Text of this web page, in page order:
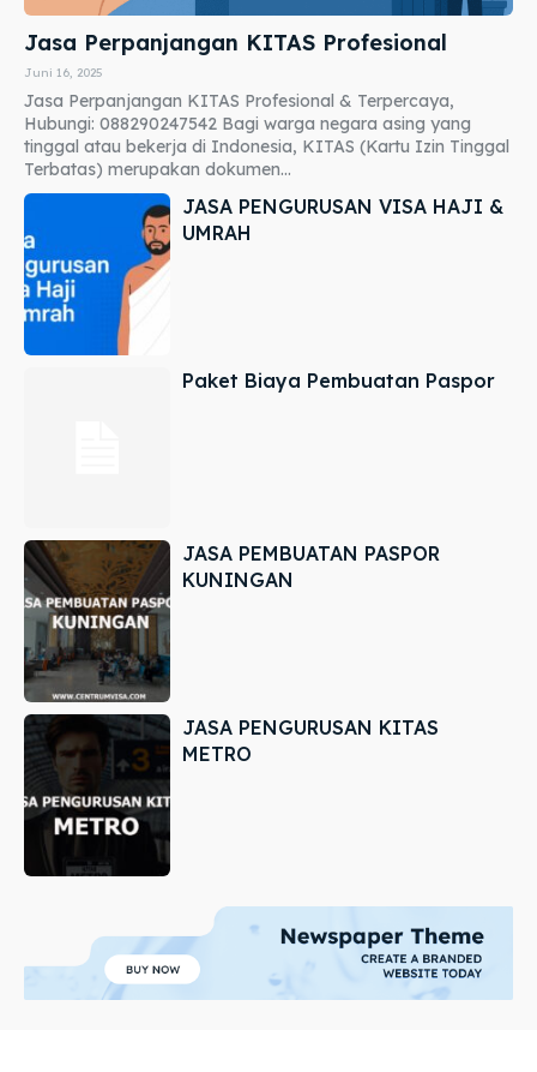
Jasa Perpanjangan KITAS Profesional
Juni 16, 2025
Jasa Perpanjangan KITAS Profesional & Terpercaya,
Hubungi: 088290247542 Bagi warga negara asing yang
tinggal atau bekerja di Indonesia, KITAS (Kartu Izin Tinggal
Terbatas) merupakan dokumen...
JASA PENGURUSAN VISA HAJI &
UMRAH
Paket Biaya Pembuatan Paspor
JASA PEMBUATAN PASPOR
KUNINGAN
JASA PENGURUSAN KITAS
METRO